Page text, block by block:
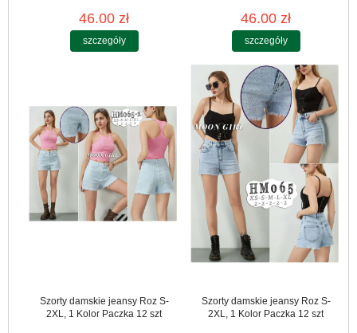
46.00 zł
szczegóły
46.00 zł
szczegóły
Szorty damskie jeansy Roz S-
2XL, 1 Kolor Paczka 12 szt
Szorty damskie jeansy Roz S-
2XL, 1 Kolor Paczka 12 szt